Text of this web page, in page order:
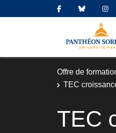
Offre de
TEC
TEC